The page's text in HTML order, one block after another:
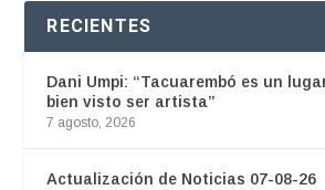
RECIENTES
Dani Umpi: “Tacuarembó es un
bien visto ser artista”
7 agosto, 2026
Actualización de Noticias 07-08-26